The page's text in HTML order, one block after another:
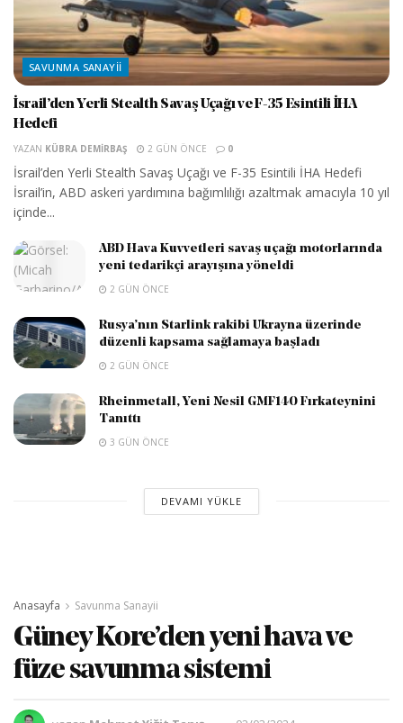
SAVUNMA SANAYII
İsrail’den Yerli Stealth Savaş Uçağı ve F-35 Esintili İHA
Hedefi
YAZAN KÜBRA DEMIRBAŞ 2 GÜN ÖNCE 0
İsrail’den Yerli Stealth Savaş Uçağı ve F-35 Esintili İHA Hedefi
İsrail’in, ABD askeri yardımına bağımlılığı azaltmak amacıyla 10 yıl
içinde...
ABD Hava Kuvvetleri savaş uçağı motorlarında
yeni tedarikçi arayışına yöneldi
2 GÜN ÖNCE
Rusya’nın Starlink rakibi Ukrayna üzerinde
düzenli kapsama sağlamaya başladı
2 GÜN ÖNCE
Rheinmetall, Yeni Nesil GMF140 Fırkateynini
Tanıttı
3 GÜN ÖNCE
DEVAMI YÜKLE
Anasayfa Savunma Sanayii
Güney Kore’den yeni hava ve
füze savunma sistemi